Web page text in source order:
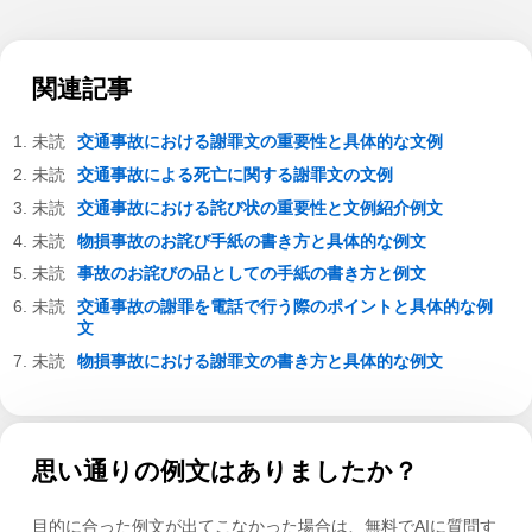
関連記事
交通事故における謝罪文の重要性と具体的な文例
交通事故による死亡に関する謝罪文の文例
交通事故における詫び状の重要性と文例紹介例文
物損事故のお詫び手紙の書き方と具体的な例文
事故のお詫びの品としての手紙の書き方と例文
交通事故の謝罪を電話で行う際のポイントと具体的な例
文
物損事故における謝罪文の書き方と具体的な例文
思い通りの例文はありましたか？
目的に合った例文が出てこなかった場合は、無料でAIに質問す